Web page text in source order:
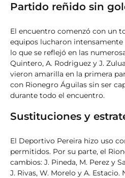
Partido reñido sin
El encuentro comenzó con un
equipos lucharon
lo que se reflejó en las
Quintero, A. Rodriguez y J.
vieron amarilla en la primera
con Rionegro Águilas sin ser
durante todo el encuentro.
Sustituciones y
El Deportivo Pereira hizo uso
permitidos. Por su parte, el
cambios: J. Pineda, M. Perez y
J. Rivas, W. Morelo y A.